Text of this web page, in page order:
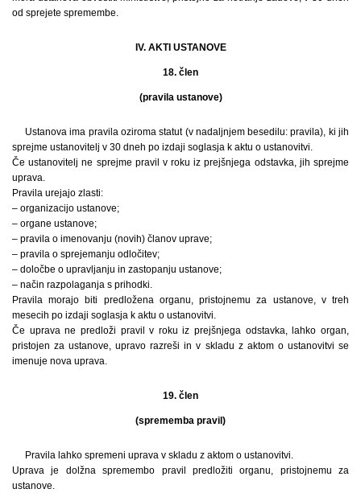
od sprejete spremembe.
IV. AKTI USTANOVE
18. člen
(pravila ustanove)
Ustanova ima pravila oziroma statut (v nadaljnjem besedilu: pravila), ki jih
sprejme ustanovitelj v 30 dneh po izdaji soglasja k aktu o ustanovitvi.
Če ustanovitelj ne sprejme pravil v roku iz prejšnjega odstavka, jih sprejme
uprava.
Pravila urejajo zlasti:
– organizacijo ustanove;
– organe ustanove;
– pravila o imenovanju (novih) članov uprave;
– pravila o sprejemanju odločitev;
– določbe o upravljanju in zastopanju ustanove;
– način razpolaganja s prihodki.
Pravila morajo biti predložena organu, pristojnemu za ustanove, v treh
mesecih po izdaji soglasja k aktu o ustanovitvi.
Če uprava ne predloži pravil v roku iz prejšnjega odstavka, lahko organ,
pristojen za ustanove, upravo razreši in v skladu z aktom o ustanovitvi se
imenuje nova uprava.
19. člen
(sprememba pravil)
Pravila lahko spremeni uprava v skladu z aktom o ustanovitvi.
Uprava je dolžna spremembo pravil predložiti organu, pristojnemu za
ustanove.